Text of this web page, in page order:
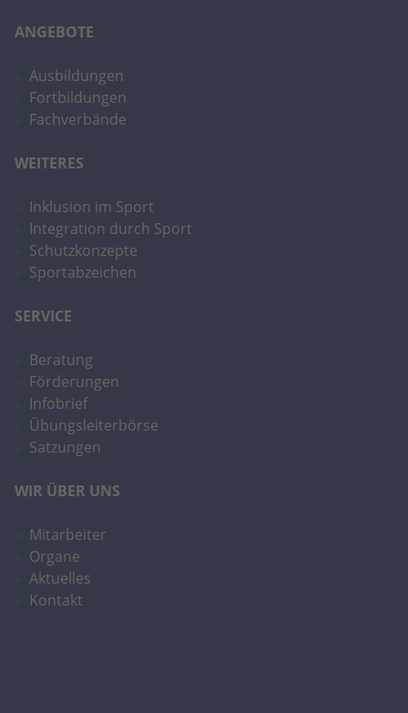
ANGEBOTE
Ausbildungen
Fortbildungen
Fachverbände
WEITERES
Inklusion im Sport
Integration durch Sport
Schutzkonzepte
Sportabzeichen
SERVICE
Beratung
Förderungen
Infobrief
Übungsleiterbörse
Satzungen
WIR ÜBER UNS
Mitarbeiter
Organe
Aktuelles
Kontakt